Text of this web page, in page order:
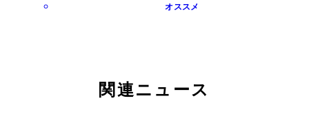
オススメ
関連ニュース